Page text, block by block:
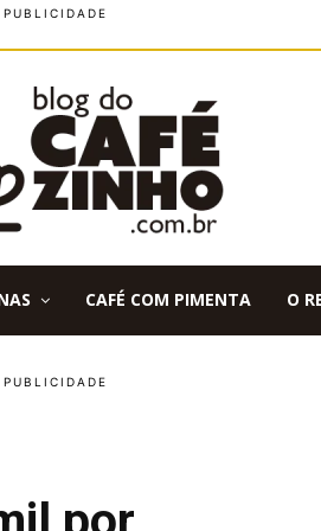
CAFÉ COM PIMENTA O